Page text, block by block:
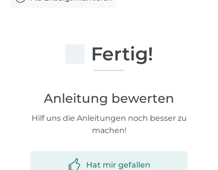
Fertig!
Anleitung bewerten
Hilf uns die Anleitungen noch besser zu
machen!
Hat mir gefallen